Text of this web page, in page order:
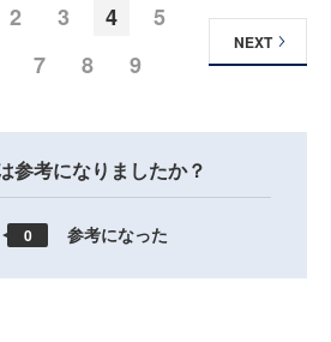
2 3 4
5
7 8 9
NEXT
参考になりましたか？
0 参考になった